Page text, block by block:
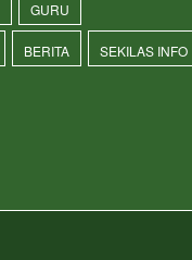
GURU
BERITA SEKILAS INFO